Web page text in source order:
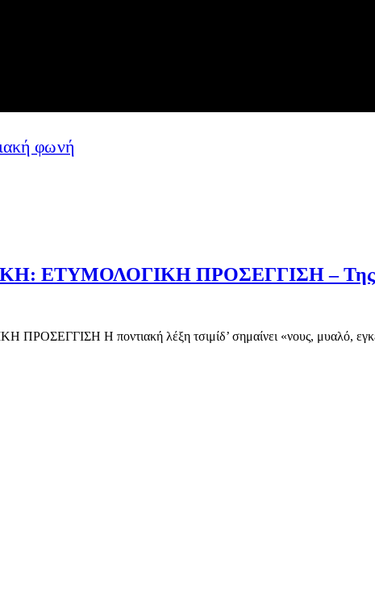
ΕΤΥΜΟΛΟΓΙΚΗ ΠΡΟΣΕΓΓΙΣΗ – Της
Η ποντιακή λέξη τσιμίδ’ σημαίνει «νους, μυαλό,